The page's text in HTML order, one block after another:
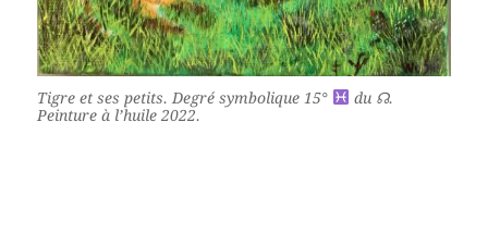
Tigre et ses petits. Degré symbolique 15°
du ☊.
Peinture à l’huile 2022.